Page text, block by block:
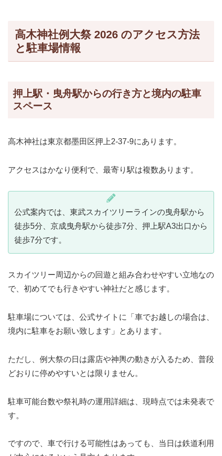
高木神社例大祭 2026 のアクセス方法
と駐車場情報
押上駅・曳舟駅からの行き方と境内の駐車
スペース
高木神社は東京都墨田区押上2-37-9にあります。
アクセスはかなり便利で、最寄り駅は複数あります。
公式案内では、東武スカイツリーラインの曳舟駅から
徒歩5分、京成曳舟駅から徒歩7分、押上駅A3出口から
徒歩7分です。
スカイツリー周辺からの回遊と組み合わせやすい立地なの
で、初めてでも行きやすい神社だと感じます。
駐車場については、公式サイトに「車でお越しの場合は、
境内に駐車をお願い致します」とあります。
ただし、例大祭の日は露店や神輿の動きが入るため、普段
どおりに停めやすいとは限りません。
駐車可能台数や祭礼時の運用詳細は、現時点では未発表で
す。
ですので、車で行ける可能性はあっても、当日は鉄道利用